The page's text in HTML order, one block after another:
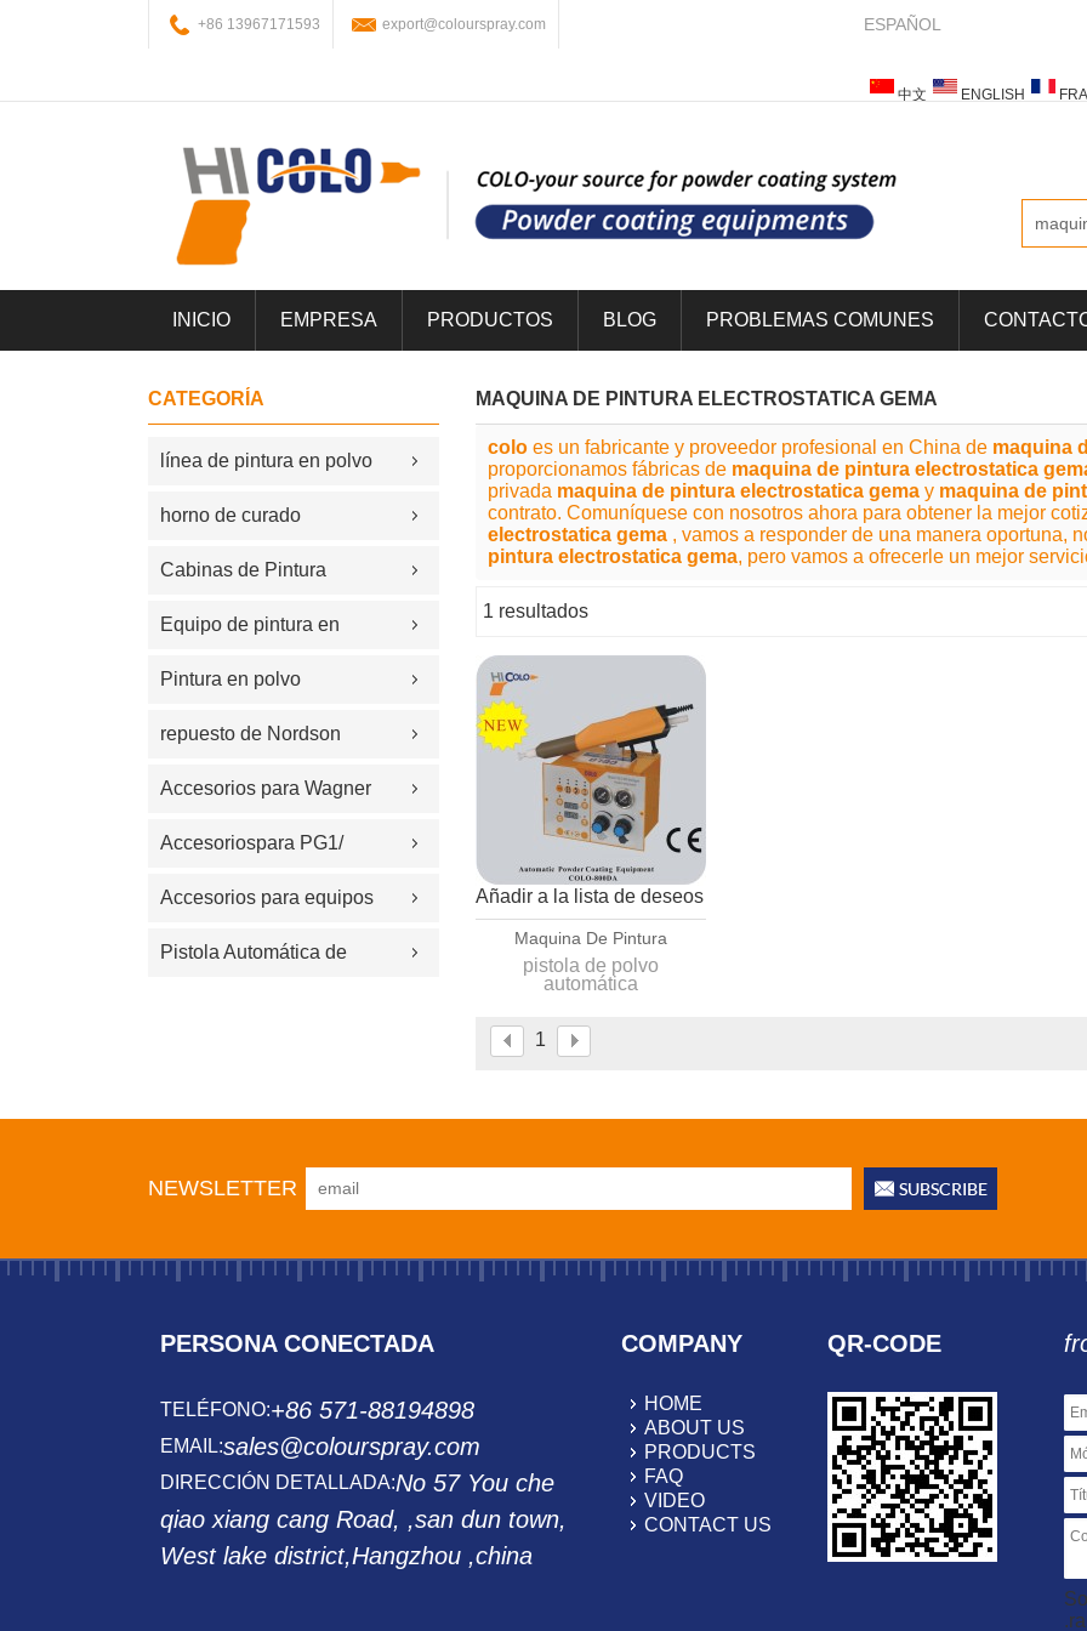
+86 13967171593 export@colourspray.com ESPAÑOL
中文 ENGLISH
INICIO EMPRESA PRODUCTOS BLOG PROBLEMAS COMUNES
CATEGORÍA
línea de pintura en polvo
horno de curado
Cabinas de Pintura
Equipo de pintura en
polvo
Pintura en polvo
electrost&#225;tica
repuesto de Nordson
Accesorios para Wagner
Accesoriospara PG1/
PG2A/Easyselect/OPTI
Accesorios para equipos
de recubrimiento
Pistola Automática de
MAQUINA DE PINTURA ELECTROSTATICA GEMA
colo es un fabricante y proveedor profesional en China de maquina
proporcionamos fábricas de maquina de pintura electrostatica
privada maquina de pintura electrostatica gema y maquina de
contrato. Comuníquese con nosotros ahora para obtener la mejor
electrostatica gema , vamos a responder de una manera oportuna,
pintura electrostatica gema, pero vamos a ofrecerle un mejor
1 resultados
escaparate
Añadir a la lista de deseos
Maquina De Pintura
Electrostatica Colo
pistola de polvo
automática
para conseguir el mejor
resultado de recubrimiento
1
NEWSLETTER
PERSONA CONECTADA
TELÉFONO:+86 571-88194898
EMAIL:sales@colourspray.com
DIRECCIÓN DETALLADA:No 57 You che
qiao xiang cang Road, ,san dun town,
West lake district,Hangzhou ,china
COMPANY
HOME
ABOUT US
PRODUCTS
FAQ
VIDEO
CONTACT US
QR-CODE